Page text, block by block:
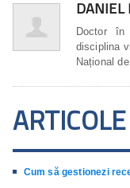
Doctor în
disciplina
Național
Cum să gestionezi